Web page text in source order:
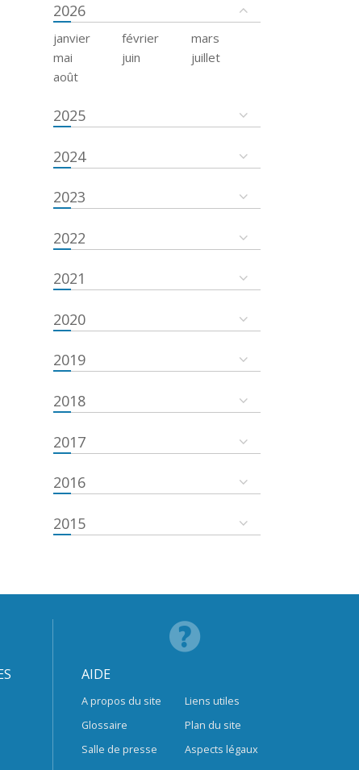
2026
janvier février
mars
mai
juin
juillet
août
2025
2024
2023
2022
2021
2020
2019
2018
2017
2016
2015
AIDE
A propos du site
Glossaire
Salle de presse
Liens utiles
Plan du site
Aspects légaux